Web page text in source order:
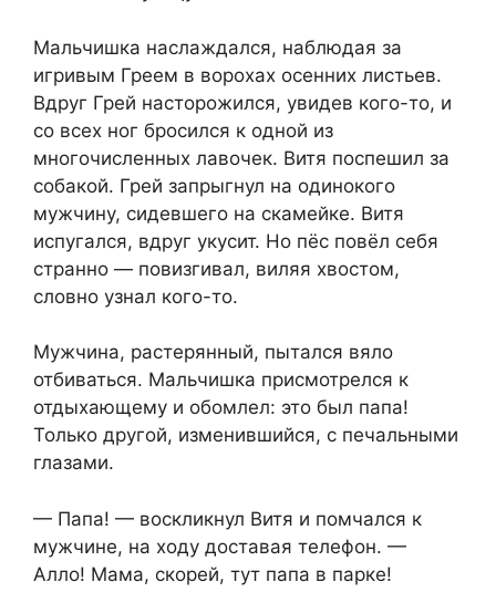
Мальчишка наслаждался, наблюдая за
игривым Греем в ворохах осенних листьев.
Вдруг Грей насторожился, увидев кого-то, и
со всех ног бросился к одной из
многочисленных лавочек. Витя поспешил за
собакой. Грей запрыгнул на одинокого
мужчину, сидевшего на скамейке. Витя
испугался, вдруг укусит. Но пёс повёл себя
странно — повизгивал, виляя хвостом,
словно узнал кого-то.
Мужчина, растерянный, пытался вяло
отбиваться. Мальчишка присмотрелся к
отдыхающему и обомлел: это был папа!
Только другой, изменившийся, с печальными
глазами.
— Папа! — воскликнул Витя и помчался к
мужчине, на ходу доставая телефон. —
Алло! Мама, скорей, тут папа в парке!